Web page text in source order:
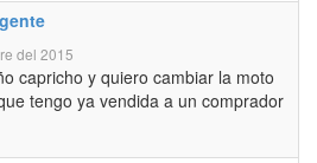
del 2015
capricho y quiero cambiar la moto
tengo ya vendida a un comprador